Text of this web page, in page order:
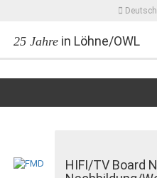
25 Jahrein Löhne/OWL
HIFI/TV Board